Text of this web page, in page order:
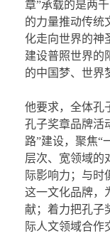
章”承载的是两
的力量推动传统
化走向世界的神
建设普照世界的
的中国梦、世界
他要求，全体孔
孔子奖章品牌活
路”建设，聚焦“
层次、宽领域的
际影响力；与时
这一文化品牌，
献；着力把孔子
际人文领域合作